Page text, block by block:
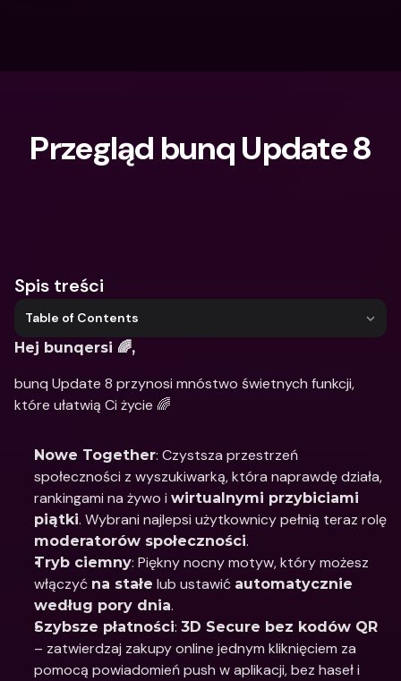
Przegląd bunq Update 8
Spis treści
Table of Contents
Hej bunqersi 🌈,
bunq Update 8 przynosi mnóstwo świetnych funkcji,
które ułatwią Ci życie 🌈
Nowe Together: Czystsza przestrzeń
społeczności z wyszukiwarką, która naprawdę działa,
rankingami na żywo i wirtualnymi przybiciami
piątki
moderatorów społeczności.
Tryb ciemny: Piękny nocny motyw, który możesz
włączyć na stałe lub ustawić automatycznie
według pory dnia.
Szybsze płatności: 3D Secure bez kodów QR
– zatwierdzaj zakupy online jednym kliknięciem za
pomocą powiadomień push w aplikacji, bez haseł i